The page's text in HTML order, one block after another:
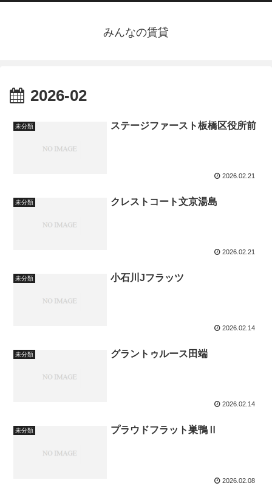
みんなの賃貸
2026-02
未分類 ステージファースト板橋区役所前
2026.02.21
未分類 クレストコート文京湯島
2026.02.21
未分類 小石川Jフラッツ
2026.02.14
未分類 グラントゥルース田端
2026.02.14
未分類 プラウドフラット巣鴨Ⅱ
2026.02.08